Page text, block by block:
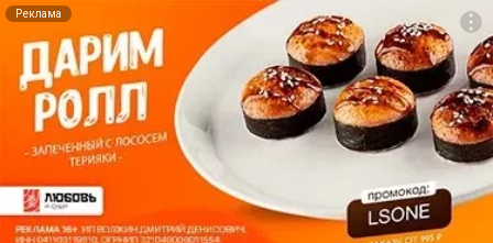
Реклама